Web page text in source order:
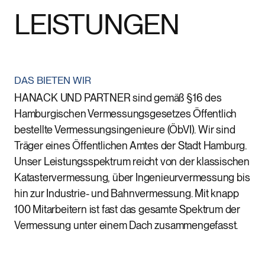
LEISTUNGEN
DAS BIETEN WIR
HANACK UND PARTNER sind gemäß §16 des
Hamburgischen Vermessungsgesetzes Öffentlich
bestellte Vermessungsingenieure (ÖbVI). Wir sind
Träger eines Öffentlichen Amtes der Stadt Hamburg.
Unser Leistungsspektrum reicht von der klassischen
Katastervermessung, über Ingenieurvermessung bis
hin zur Industrie- und Bahnvermessung. Mit knapp
100 Mitarbeitern ist fast das gesamte Spektrum der
Vermessung unter einem Dach zusammengefasst.